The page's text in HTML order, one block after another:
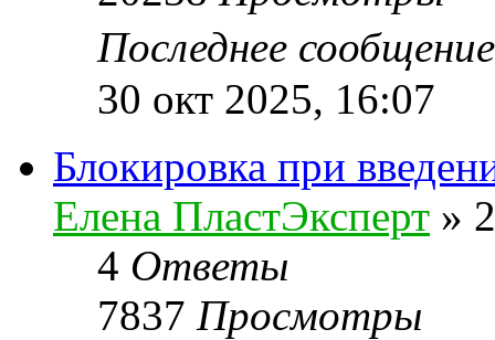
Последнее
30 окт 2025, 16:07
Блокировка при
Елена ПластЭксперт »
4 Ответы
7837 Просмотры